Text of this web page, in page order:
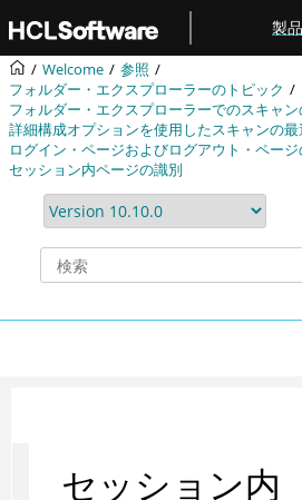
メインコンテンツにジャンプ
製
Welcome
参照
フォルダー・エクスプローラーのトピック
フォルダー・エクスプローラーでのスキャ
詳細構成オプションを使用したスキャンの最
ログイン・ページおよびログアウト・ページ
セッション内ページの識別
セッション内